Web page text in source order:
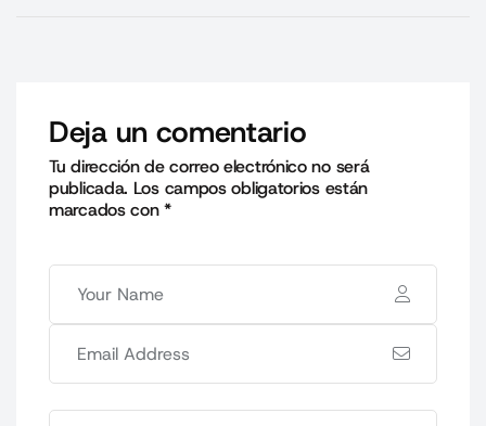
Deja un comentario
Tu dirección de correo electrónico no será
publicada. Los campos obligatorios están
marcados con*